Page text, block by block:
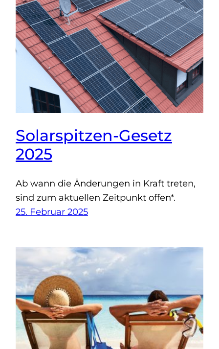
Solarspitzen-Gesetz
2025
Ab wann die Änderungen in Kraft treten,
sind zum aktuellen Zeitpunkt offen*.
25. Februar 2025